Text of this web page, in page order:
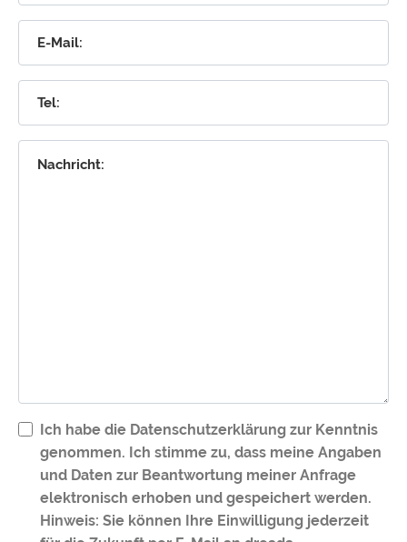
Ich habe die Datenschutzerklärung zur Kenntnis
genommen. Ich stimme zu, dass meine Angaben
und Daten zur Beantwortung meiner Anfrage
elektronisch erhoben und gespeichert werden.
Hinweis: Sie können Ihre Einwilligung jederzeit